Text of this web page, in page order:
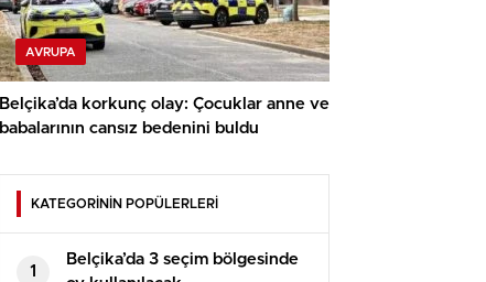
AVRUPA
Belçika’da korkunç olay: Çocuklar anne ve
babalarının cansız bedenini buldu
KATEGORİNİN POPÜLERLERİ
1
Belçika’da 3 seçim bölgesinde